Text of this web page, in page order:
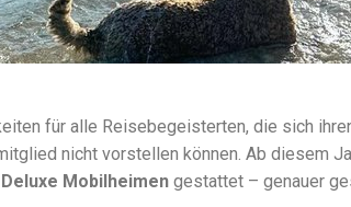
für alle Reisebegeisterten, die sich
nicht vorstellen können. Ab diesem
Deluxe Mobilheimen gestattet – genauer